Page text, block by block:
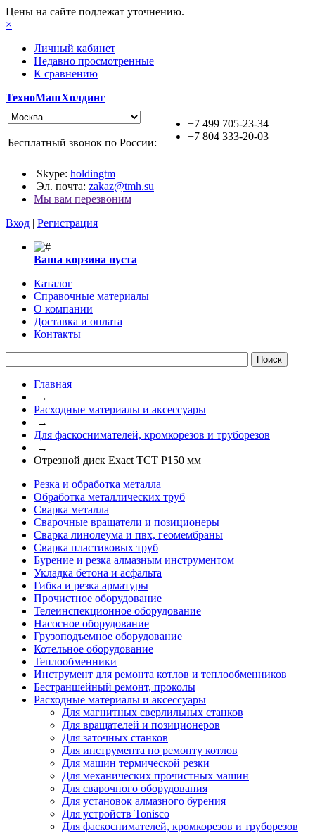
Цены на сайте подлежат уточнению.
×
Личный кабинет
Недавно просмотренные
К сравнению
ТехноМашХолдинг
+7 499 705-23-34
+7 804 333-20-03
Бесплатный звонок по России:
Skype: holdingtm
Эл. почта: zakaz@tmh.su
Мы вам перезвоним
Вход | Регистрация
Ваша корзина пуста
Каталог
Справочные материалы
О компании
Доставка и оплата
Контакты
Главная
→
Расходные материалы и аксессуары
→
Для фаскоснимателей, кромкорезов и труборезов
→
Отрезной диск Exact TCT P150 мм
Резка и обработка металла
Обработка металлических труб
Сварка металла
Сварочные вращатели и позиционеры
Сварка линолеума и пвх, геомембраны
Сварка пластиковых труб
Бурение и резка алмазным инструментом
Укладка бетона и асфальта
Гибка и резка арматуры
Прочистное оборудование
Телеинспекционное оборудование
Насосное оборудование
Грузоподъемное оборудование
Котельное оборудование
Теплообменники
Инструмент для ремонта котлов и теплообменников
Бестраншейный ремонт, проколы
Расходные материалы и аксессуары
Для магнитных сверлильных станков
Для вращателей и позиционеров
Для заточных станков
Для инструмента по ремонту котлов
Для машин термической резки
Для механических прочистных машин
Для сварочного оборудования
Для установок алмазного бурения
Для устройств Tonisco
Для фаскоснимателей, кромкорезов и труборезов